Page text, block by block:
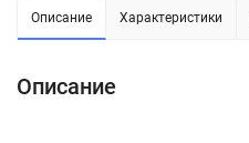
Описание Характеристики
Описание